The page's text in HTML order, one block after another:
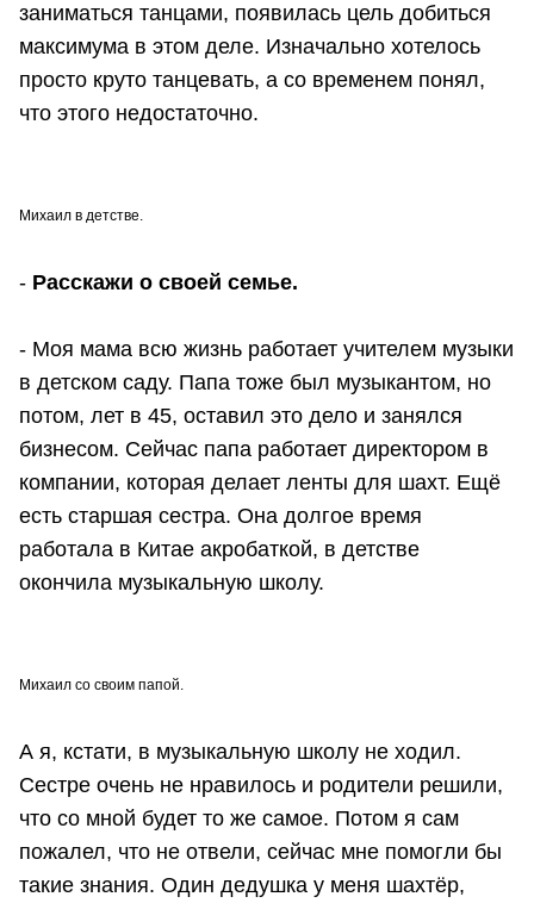
заниматься танцами, появилась цель добиться
максимума в этом деле. Изначально хотелось
просто круто танцевать, а со временем понял,
что этого недостаточно.
Михаил в детстве.
- Расскажи о своей семье.
- Моя мама всю жизнь работает учителем музыки
в детском саду. Папа тоже был музыкантом, но
потом, лет в 45, оставил это дело и занялся
бизнесом. Сейчас папа работает директором в
компании, которая делает ленты для шахт. Ещё
есть старшая сестра. Она долгое время
работала в Китае акробаткой, в детстве
окончила музыкальную школу.
Михаил со своим папой.
А я, кстати, в музыкальную школу не ходил.
Сестре очень не нравилось и родители решили,
что со мной будет то же самое. Потом я сам
пожалел, что не отвели, сейчас мне помогли бы
такие знания. Один дедушка у меня шахтёр,